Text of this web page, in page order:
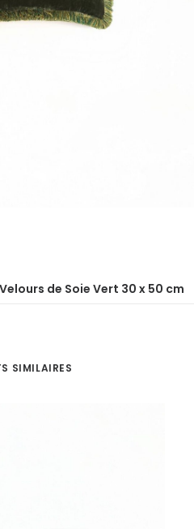
de Soie Vert 30 x 50 cm
SIMILAIRES